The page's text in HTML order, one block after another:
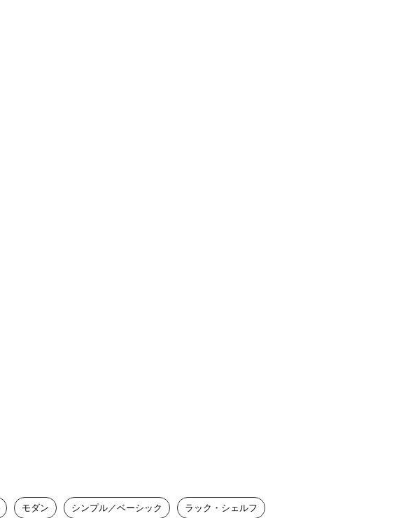
モダン シンプル／ベーシック ラック・シェルフ